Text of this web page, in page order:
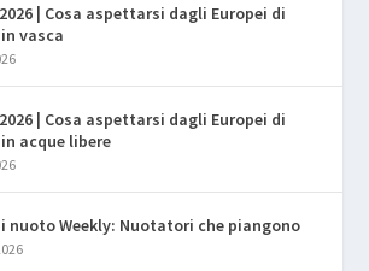
| Cosa aspettarsi dagli Europei di
vasca
| Cosa aspettarsi dagli Europei di
acque libere
nuoto Weekly: Nuotatori che piangono